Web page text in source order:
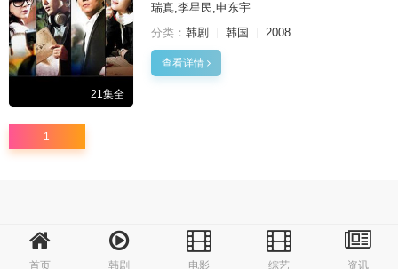
首页 韩剧 电影 综艺 资讯
21集全
瑞真,李星民,申东宇
分类： 韩剧 韩国 2008
查看详情
1